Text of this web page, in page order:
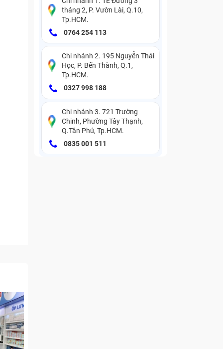
tháng 2, P. Vườn Lài, Q.10,
Tp.HCM.
0764 254 113
Chi nhánh 2. 195 Nguyễn Thái
Học, P. Bến Thành, Q.1,
Tp.HCM.
0327 998 188
Chi nhánh 3. 721 Trường
Chinh, Phường Tây Thạnh,
Q.Tân Phú, Tp.HCM.
0835 001 511